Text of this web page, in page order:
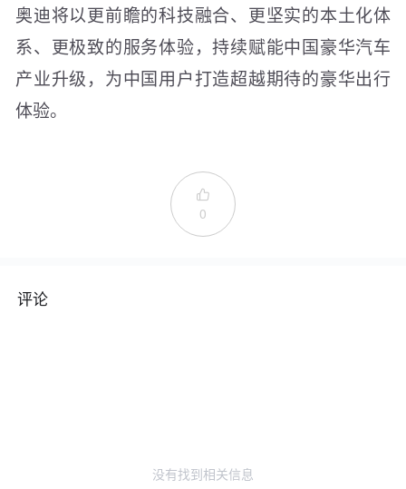
奥迪将以更前瞻的科技融合、更坚实的本土化体
系、更极致的服务体验，持续赋能中国豪华汽车
产业升级，为中国用户打造超越期待的豪华出行
体验。

0
评论
没有找到相关信息